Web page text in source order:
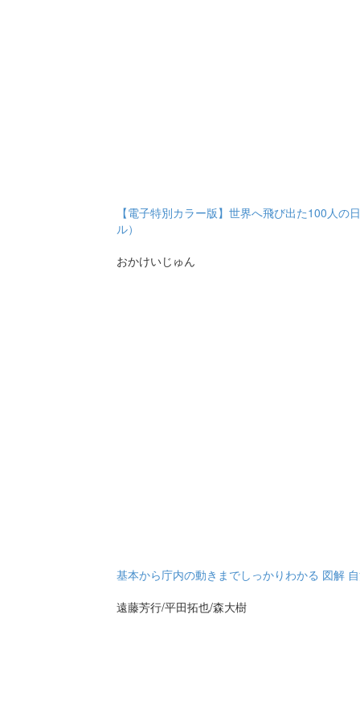
【電子特別カラー版】世界へ飛び出た100人の
ル）
おかけいじゅん
基本から庁内の動きまでしっかりわかる 図解
遠藤芳行/平田拓也/森大樹